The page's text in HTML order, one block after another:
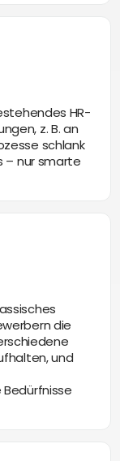
HR-
z. B. an
schlank
– nur smarte
die
und